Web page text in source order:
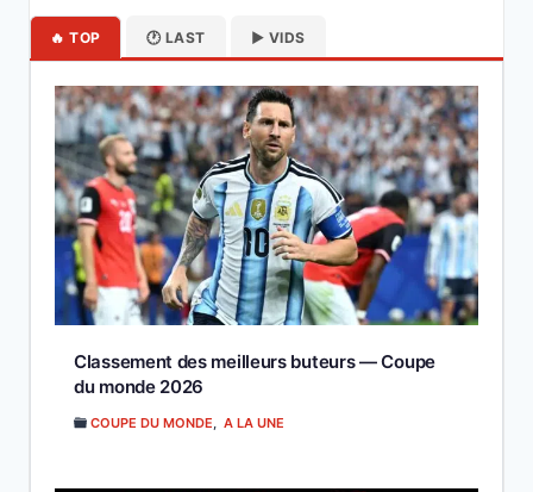
🔥 TOP 🕐 LAST ▶️ VIDS
Classement des meilleurs buteurs — Coupe
du monde 2026
COUPE DU MONDE A LA UNE